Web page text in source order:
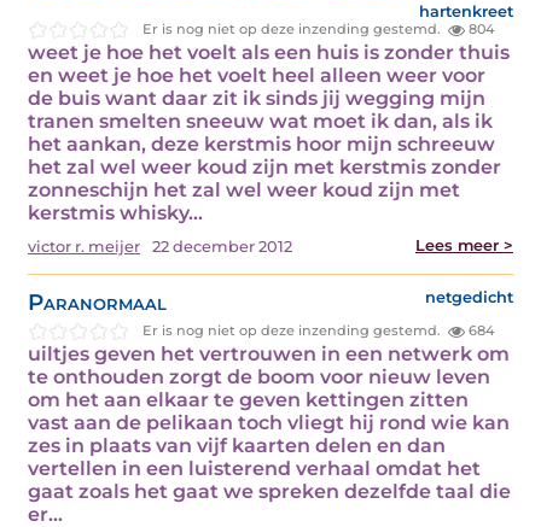
hartenkreet
Er is nog niet op deze inzending gestemd. 804
weet je hoe het voelt als een huis is zonder thuis
en weet je hoe het voelt heel alleen weer voor
de buis want daar zit ik sinds jij wegging mijn
tranen smelten sneeuw wat moet ik dan, als ik
het aankan, deze kerstmis hoor mijn schreeuw
het zal wel weer koud zijn met kerstmis zonder
zonneschijn het zal wel weer koud zijn met
kerstmis whisky…
victor r. meijer 22 december 2012 Lees meer >
Paranormaal netgedicht
Er is nog niet op deze inzending gestemd. 684
uiltjes geven het vertrouwen in een netwerk om
te onthouden zorgt de boom voor nieuw leven
om het aan elkaar te geven kettingen zitten
vast aan de pelikaan toch vliegt hij rond wie kan
zes in plaats van vijf kaarten delen en dan
vertellen in een luisterend verhaal omdat het
gaat zoals het gaat we spreken dezelfde taal die
er…